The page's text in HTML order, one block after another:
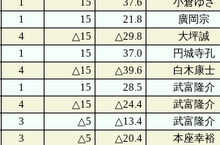
1 15 21.8 廣岡宗
4 △15 △29.8 大坪誠
1 15 37.0 円城寺孔
4 △15 △39.6 白木康士
1 15 28.5 武富隆介
4 △15 △24.4 武富隆介
3 △5 △13.4 武富隆介
3 △5 △20.4 本座幸裕